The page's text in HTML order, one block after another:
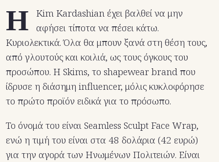
Η
Kim Kardashian έχει βαλθεί να μην
αφήσει τίποτα να πέσει κάτω.
Κυριολεκτικά. Όλα θα μπουν ξανά στη θέση τους,
από γλουτούς και κοιλιά, ως τους όγκους του
προσώπου. Η Skims, το shapewear brand που
ίδρυσε η διάσημη influencer, μόλις κυκλοφόρησε
το πρώτο προϊόν ειδικά για το πρόσωπο.
Το όνομά του είναι Seamless Sculpt Face Wrap,
ενώ η τιμή του είναι στα 48 δολάρια (42 ευρώ)
για την αγορά των Ηνωμένων Πολιτειών. Είναι